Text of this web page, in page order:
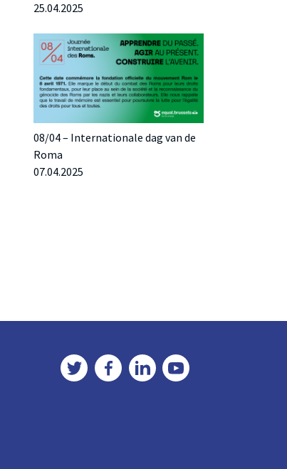
25.04.2025
08/04 – Internationale dag van de
Roma
07.04.2025
Twitter FacebookLinkedInYouTube